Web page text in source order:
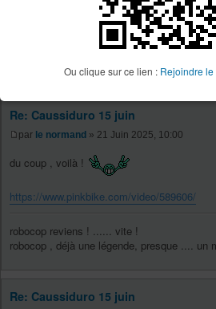
Ou clique sur ce lien : Rejoindre
Re: Caussiduro 15 juin
par le normand » 21 Juin 2025, 10:00
du coup , voilà !
https://www.pinkbike.com/video/589606/
robocop reviens ! ...... vite !
robocop , déjà une légende, presque .... un
Re: Caussiduro 15 juin